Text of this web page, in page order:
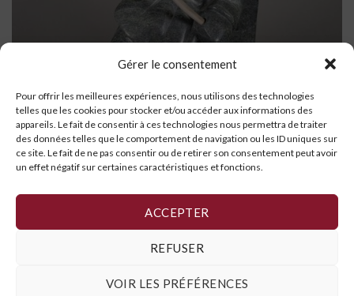
Gérer le consentement
Pour offrir les meilleures expériences, nous utilisons des technologies
telles que les cookies pour stocker et/ou accéder aux informations des
appareils. Le fait de consentir à ces technologies nous permettra de traiter
des données telles que le comportement de navigation ou les ID uniques sur
ce site. Le fait de ne pas consentir ou de retirer son consentement peut avoir
un effet négatif sur certaines caractéristiques et fonctions.
ACCEPTER
REFUSER
VOIR LES PRÉFÉRENCES
Shaman Chasseur
LIRE LA SUITE
1 2 3 4 … 16 17 18
Politique de cookies,Déclaration de confidentialité